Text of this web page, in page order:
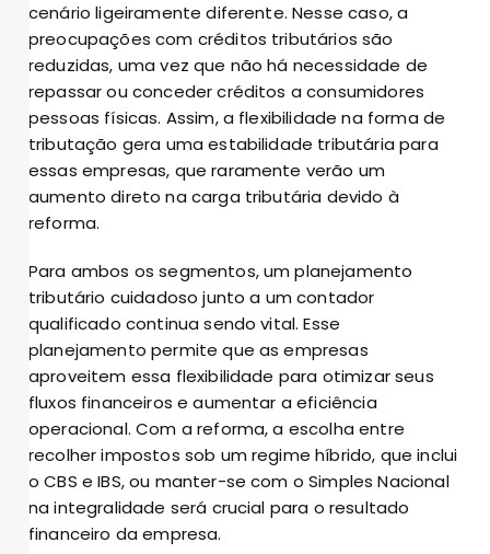
cenário ligeiramente diferente. Nesse caso, a
preocupações com créditos tributários são
reduzidas, uma vez que não há necessidade de
repassar ou conceder créditos a consumidores
pessoas físicas. Assim, a flexibilidade na forma de
tributação gera uma estabilidade tributária para
essas empresas, que raramente verão um
aumento direto na carga tributária devido à
reforma.
Para ambos os segmentos, um planejamento
tributário cuidadoso junto a um contador
qualificado continua sendo vital. Esse
planejamento permite que as empresas
aproveitem essa flexibilidade para otimizar seus
fluxos financeiros e aumentar a eficiência
operacional. Com a reforma, a escolha entre
recolher impostos sob um regime híbrido, que inclui
o CBS e IBS, ou manter-se com o Simples Nacional
na integralidade será crucial para o resultado
financeiro da empresa.